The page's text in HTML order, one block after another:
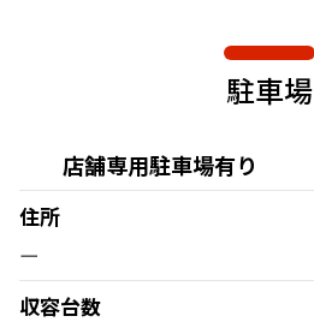
駐車場
店舗専用駐車場有り
住所
ー
収容台数